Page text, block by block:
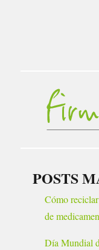
POSTS
Cómo
de
Día Mundial